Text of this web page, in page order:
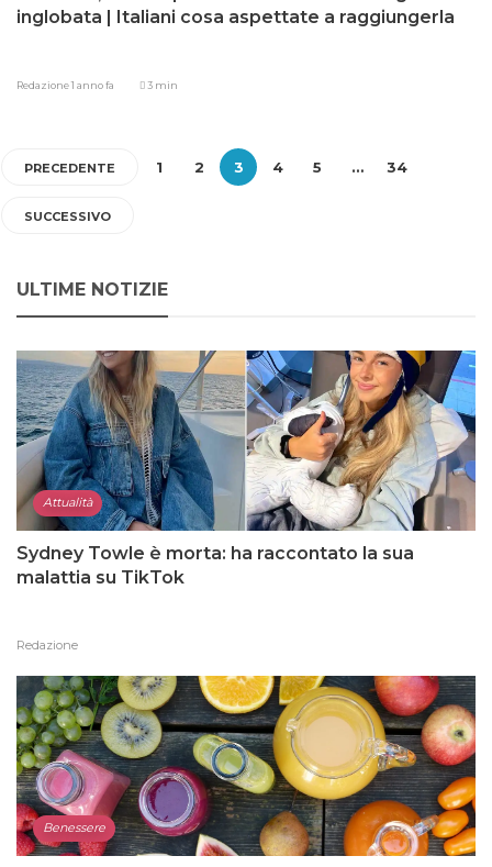
inglobata | Italiani cosa aspettate a raggiungerla
Redazione1 anno fa 3 min
PRECEDENTE 1 2 3 4 5 … 34
SUCCESSIVO
ULTIME NOTIZIE
Attualità
Sydney Towle è morta: ha raccontato la sua
malattia su TikTok
Redazione
Benessere